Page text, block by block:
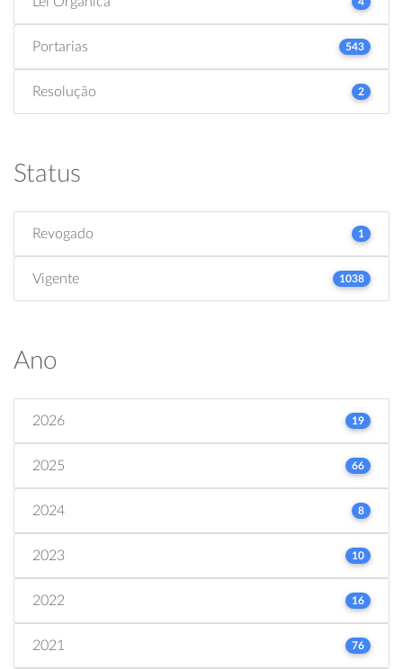
Portarias 543
Resolução 2
Status
Revogado 1
Vigente 1038
Ano
2026 19
2025 66
2024 8
2023 10
2022 16
2021 76